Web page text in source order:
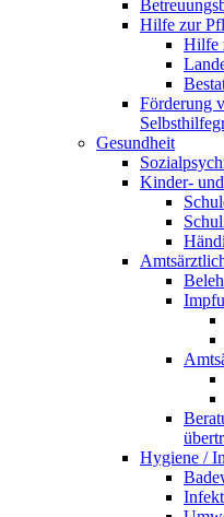
Hilfe zur
Hilfe
Förderung
Gesundheit
Kinder-
Hygiene /